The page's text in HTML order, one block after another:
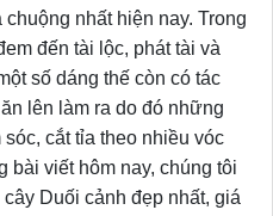
nhất hiện nay. Trong
đến tài lộc, phát tài và
số dáng thế còn có tác
lên làm ra do đó những
cắt tỉa theo nhiều vóc
bài viết hôm nay, chúng tôi
Duối cảnh đẹp nhất, giá